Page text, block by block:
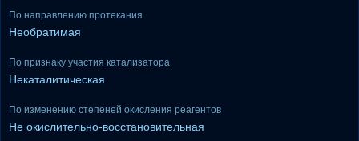
По направлению протекания
Необратимая
По признаку участия катализатора
Некаталитическая
По изменению степеней окисления реагентов
Не окислительно-восстановительная